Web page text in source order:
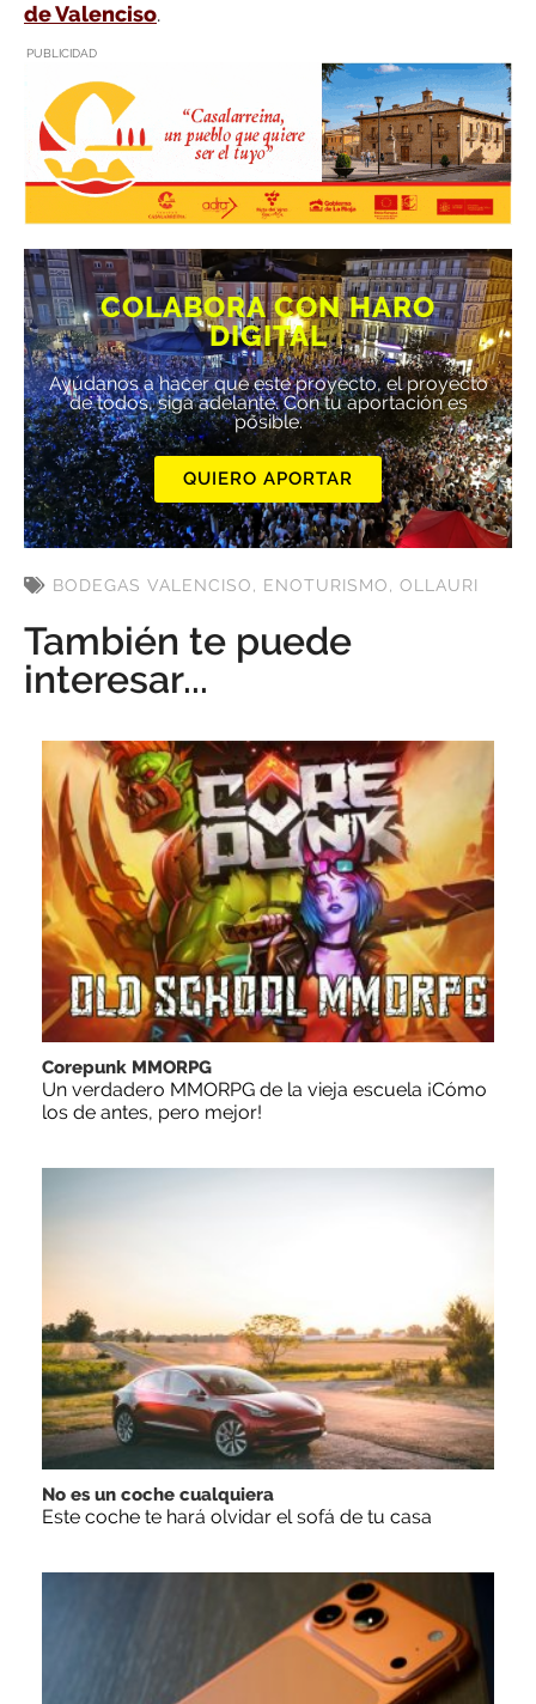
de Valenciso.
PUBLICIDAD
COLABORA CON HARO
DIGITAL
Ayúdanos a hacer que este proyecto, el proyecto
de todos, siga adelante. Con tu aportación es
posible.
QUIERO APORTAR
BODEGAS VALENCISO, ENOTURISMO, OLLAURI
También te puede
interesar...
Corepunk MMORPG
Un verdadero MMORPG de la vieja escuela ¡Cómo
los de antes, pero mejor!
No es un coche cualquiera
Este coche te hará olvidar el sofá de tu casa